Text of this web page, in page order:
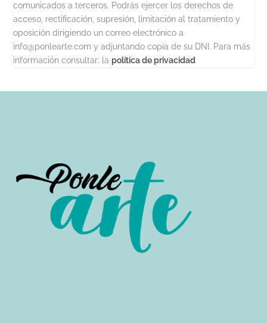
comunicados a terceros. Podrás ejercer los derechos de
acceso, rectificación, supresión, limitación al tratamiento y
oposición dirigiendo un correo electrónico a
info@ponlearte.com y adjuntando copia de su DNI. Para más
información consultar: la política de privacidad